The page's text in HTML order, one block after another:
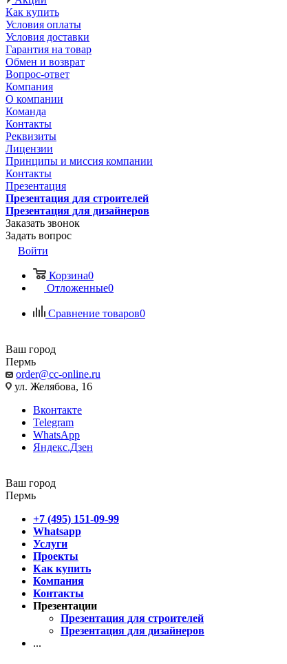
Как купить
Условия оплаты
Условия доставки
Гарантия на товар
Обмен и возврат
Вопрос-ответ
Компания
О компании
Команда
Контакты
Реквизиты
Лицензии
Принципы и миссия компании
Контакты
Презентация
Презентация для строителей
Презентация для дизайнеров
Заказать звонок
Задать вопрос
Войти
Корзина0
Отложенные0
Сравнение товаров0
Ваш город
Пермь
order@cc-online.ru
ул. Желябова, 16
Вконтакте
Telegram
WhatsApp
Яндекс.Дзен
Ваш город
Пермь
+7 (495) 151-09-99
Whatsapp
Услуги
Проекты
Как купить
Компания
Контакты
Презентации
Презентация для строителей
Презентация для дизайнеров
...